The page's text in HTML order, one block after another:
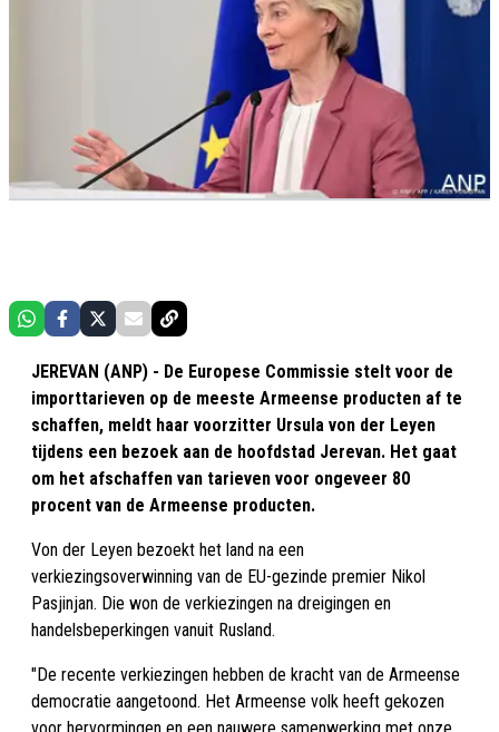
JEREVAN (ANP) - De Europese Commissie stelt voor de
importtarieven op de meeste Armeense producten af te
schaffen, meldt haar voorzitter Ursula von der Leyen
tijdens een bezoek aan de hoofdstad Jerevan. Het gaat
om het afschaffen van tarieven voor ongeveer 80
procent van de Armeense producten.
Von der Leyen bezoekt het land na een
verkiezingsoverwinning van de EU-gezinde premier Nikol
Pasjinjan. Die won de verkiezingen na dreigingen en
handelsbeperkingen vanuit Rusland.
"De recente verkiezingen hebben de kracht van de Armeense
democratie aangetoond. Het Armeense volk heeft gekozen